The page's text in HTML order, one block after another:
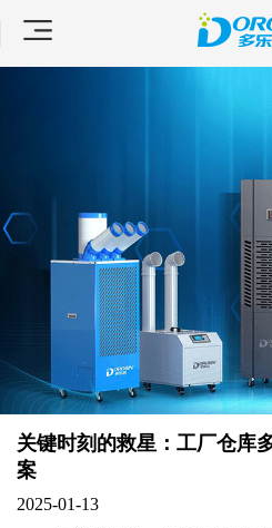
关键时刻的救星：工厂仓库
案
2025-01-13